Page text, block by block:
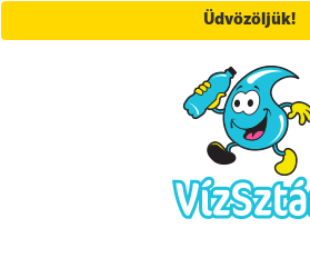
Üdvözöljük!